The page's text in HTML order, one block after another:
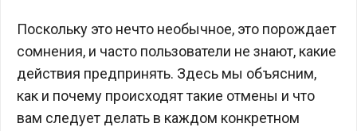
Поскольку это нечто необычное, это порождает
сомнения, и часто пользователи не знают, какие
действия предпринять. Здесь мы объясним,
как и почему происходят такие отмены и что
вам следует делать в каждом конкретном